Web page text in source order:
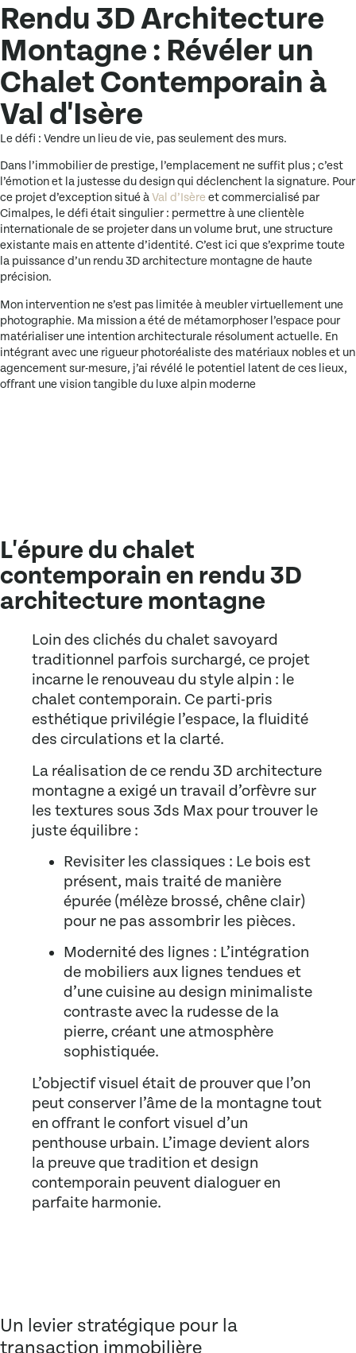
Rendu 3D Architecture
Montagne : Révéler un
Chalet Contemporain à
Val d'Isère
Le défi : Vendre un lieu de vie, pas seulement des murs.
Dans l’immobilier de prestige, l’emplacement ne suffit plus ; c’est
l’émotion et la justesse du design qui déclenchent la signature. Pour
ce projet d’exception situé àVal d’Isère et commercialisé par
Cimalpes, le défi était singulier : permettre à une clientèle
internationale de se projeter dans unvolume brut, une structure
existante mais en attente d’identité. C’est ici que s’exprime toute
la puissance d’un rendu 3D architecture montagnede haute
précision.
Mon intervention ne s’est pas limitée à meubler virtuellement une
photographie. Ma mission a été de métamorphoser l’espace pour
matérialiser une intention architecturale résolument actuelle. En
intégrant avec une rigueur photoréaliste des matériaux nobles et un
agencement sur-mesure, j’ai révélé le potentiel latent de ces lieux,
offrant une vision tangible du luxe alpin moderne
L'épure du chalet
contemporain en rendu 3D
architecture montagne
Loin des clichés du chalet savoyard
traditionnel parfois surchargé, ce projet
incarne le renouveau du style alpin : le
chalet contemporain. Ce parti-pris
esthétique privilégie l’espace, la fluidité
des circulations et la clarté.
La réalisation de ce rendu 3D architecture
montagne a exigé un travail d’orfèvre sur
les textures sous 3ds Max pour trouver le
juste équilibre :
Revisiter les classiques : Le bois est
présent, mais traité de manière
épurée (mélèze brossé, chêne clair)
pour ne pas assombrir les pièces.
Modernité des lignes : L’intégration
de mobiliers aux lignes tendues et
d’une cuisine au design minimaliste
contraste avec la rudesse de la
pierre, créant une atmosphère
sophistiquée.
L’objectif visuel était de prouver que l’on
peut conserver l’âme de la montagne tout
en offrant le confort visuel d’un
penthouse urbain. L’image devient alors
la preuve que tradition et design
contemporain peuvent dialoguer en
parfaite harmonie.
Un levier stratégique pour la
transaction immobilière